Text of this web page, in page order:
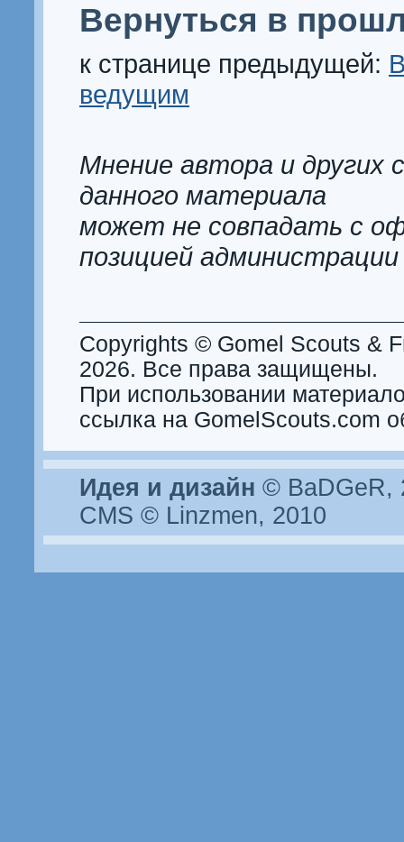
Вернуться в
к странице предыдущей:
ведущим
Мнение автора и других
данного материала
может не совпадать с
позицией
Copyrights © Gomel Scouts &
2026. Все права защищены.
При использовании
ссылка на GomelScouts.com
Идея и дизайн © BaDGeR,
CMS © Linzmen, 2010